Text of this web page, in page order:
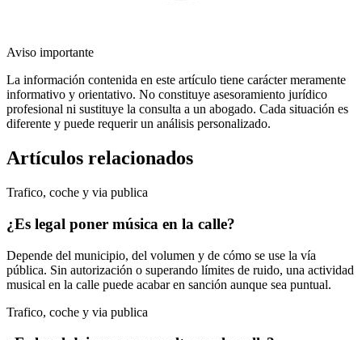
Aviso importante
La información contenida en este artículo tiene carácter meramente
informativo y orientativo. No constituye asesoramiento jurídico
profesional ni sustituye la consulta a un abogado. Cada situación es
diferente y puede requerir un análisis personalizado.
Artículos relacionados
Trafico, coche y via publica
¿Es legal poner música en la calle?
Depende del municipio, del volumen y de cómo se use la vía
pública. Sin autorización o superando límites de ruido, una actividad
musical en la calle puede acabar en sanción aunque sea puntual.
Trafico, coche y via publica